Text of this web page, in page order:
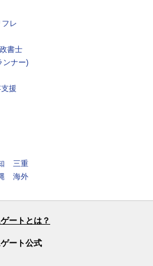
レ
書士
ンナー)
援
三重
海外
ートとは？
ゲート公式